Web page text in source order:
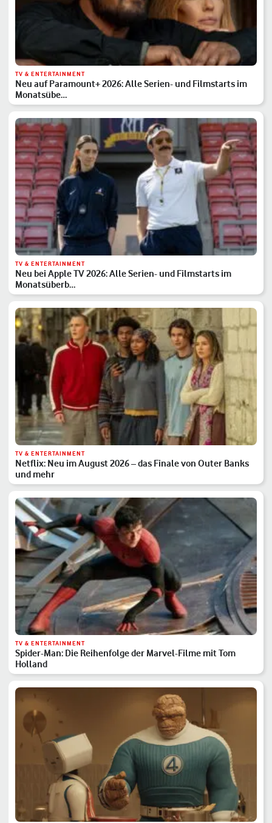
TV & ENTERTAINMENT
Neu auf Paramount+ 2026: Alle Serien- und Filmstarts im
Monatsübe…
TV & ENTERTAINMENT
Neu bei Apple TV 2026: Alle Serien- und Filmstarts im
Monatsüberb…
TV & ENTERTAINMENT
Netflix: Neu im August 2026 – das Finale von Outer Banks
und mehr
TV & ENTERTAINMENT
Spider-Man: Die Reihenfolge der Marvel-Filme mit Tom
Holland